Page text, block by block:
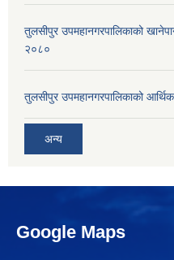
तुलसीपुर उपमहानगरपालिकाको
२०८०
तुलसीपुर उपमहानगरपालिकाको
अन्य
Google Maps